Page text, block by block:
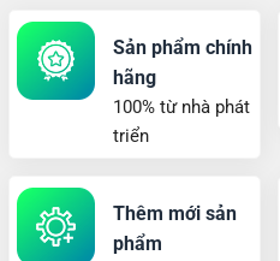
Sản phẩm chính
hãng
100% từ nhà phát
triển
Thêm mới sản
phẩm